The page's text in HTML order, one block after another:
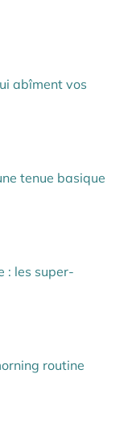
abîment vos
tenue basique
: les super-
routine